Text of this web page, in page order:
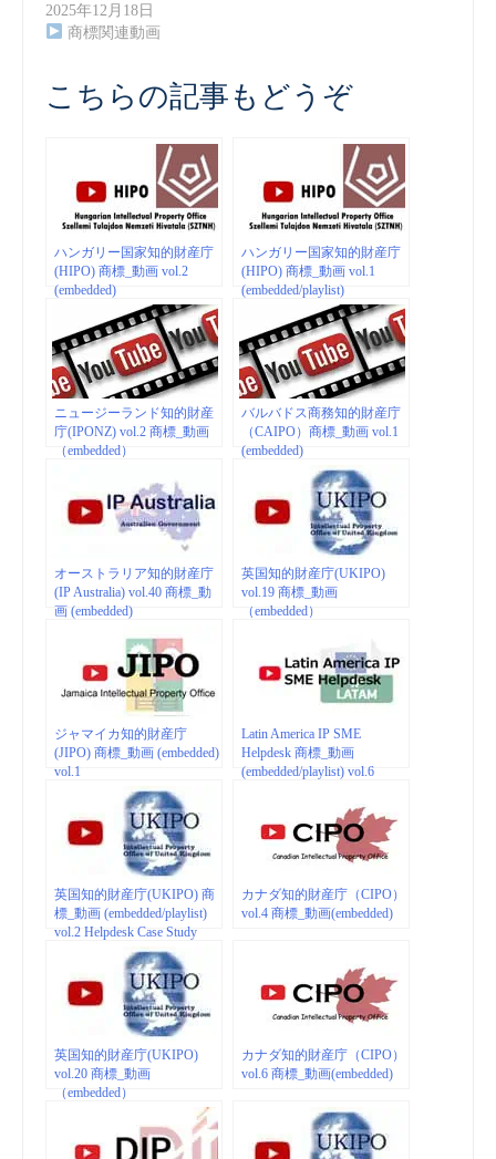
2025年12月18日
商標関連動画
こちらの記事もどうぞ
ハンガリー国家知的財産庁
(HIPO) 商標_動画 vol.2
(embedded)
ハンガリー国家知的財産庁
(HIPO) 商標_動画 vol.1
(embedded/playlist)
ニュージーランド知的財産
庁(IPONZ) vol.2 商標_動画
（embedded）
バルバドス商務知的財産庁
（CAIPO）商標_動画 vol.1
(embedded)
オーストラリア知的財産庁
(IP Australia) vol.40 商標_動
画 (embedded)
英国知的財産庁(UKIPO)
vol.19 商標_動画
（embedded）
ジャマイカ知的財産庁
(JIPO) 商標_動画 (embedded)
vol.1
Latin America IP SME
Helpdesk 商標_動画
(embedded/playlist) vol.6
英国知的財産庁(UKIPO) 商
標_動画 (embedded/playlist)
vol.2 Helpdesk Case Study
カナダ知的財産庁（CIPO）
vol.4 商標_動画(embedded)
英国知的財産庁(UKIPO)
vol.20 商標_動画
（embedded）
カナダ知的財産庁（CIPO）
vol.6 商標_動画(embedded)